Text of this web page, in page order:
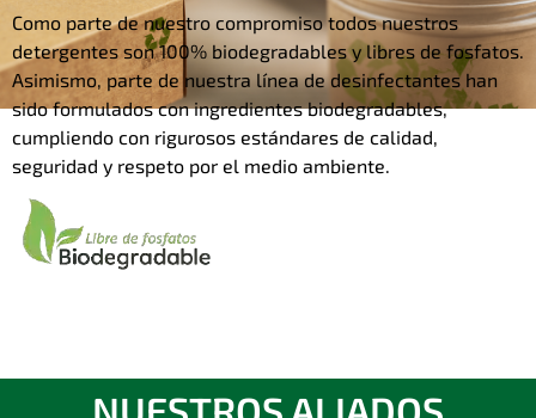
Como parte de nuestro compromiso todos nuestros
detergentes son 100% biodegradables y libres de fosfatos.
Asimismo, parte de nuestra línea de desinfectantes han
sido formulados con ingredientes biodegradables,
cumpliendo con rigurosos estándares de calidad,
seguridad y respeto por el medio ambiente.